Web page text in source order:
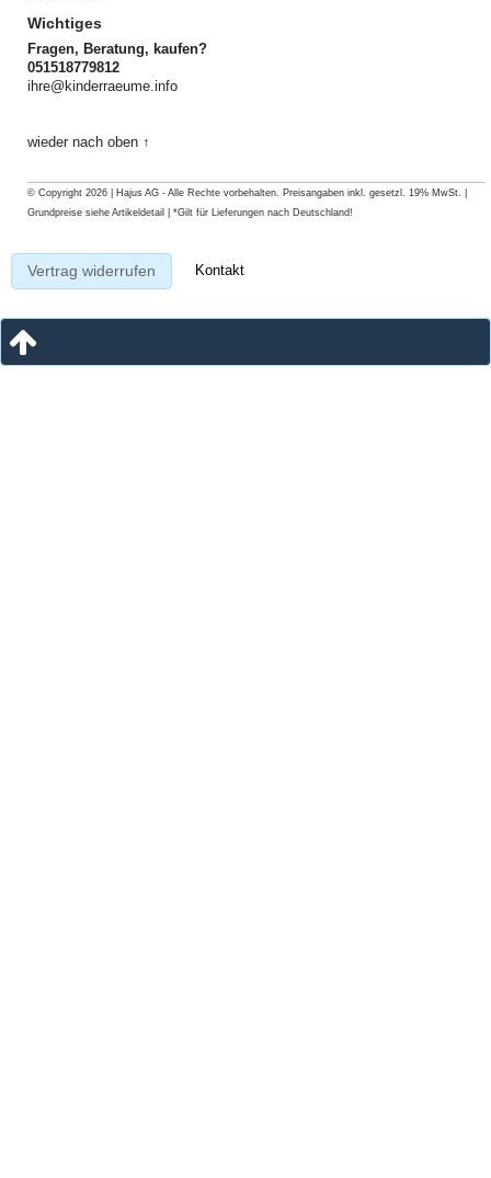
Wichtiges
Fragen, Beratung, kaufen?
051518779812
ihre@kinderraeume.info
wieder nach oben ↑
© Copyright 2026 | Hajus AG - Alle Rechte vorbehalten. Preisangaben inkl. gesetzl. 19% MwSt. |
Grundpreise siehe Artikeldetail | *Gilt für Lieferungen nach Deutschland!
Vertrag widerrufen Kontakt